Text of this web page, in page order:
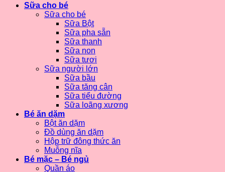
Sữa cho bé
Sữa cho bé
Sữa Bột
Sữa pha sẵn
Sữa thanh
Sữa non
Sữa tươi
Sữa người lớn
Sữa bầu
Sữa tăng cân
Sữa tiểu đường
Sữa loãng xương
Bé ăn dặm
Bột ăn dặm
Đồ dùng ăn dặm
Hộp trữ đông thức ăn
Muỗng nĩa
Bé mặc – Bé ngủ
Quần áo